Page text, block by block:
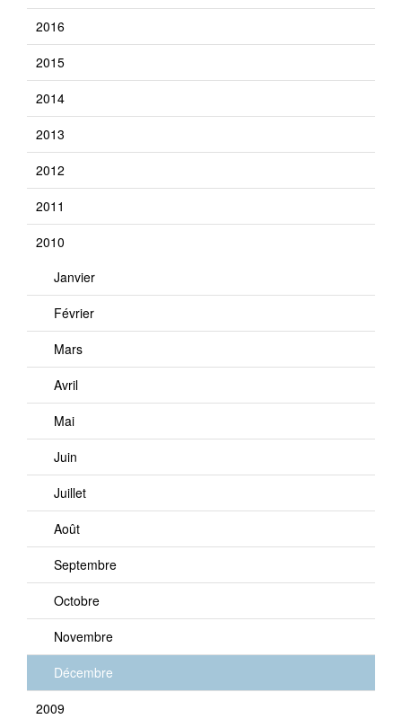
2016
2015
2014
2013
2012
2011
2010
Janvier
Février
Mars
Avril
Mai
Juin
Juillet
Août
Septembre
Octobre
Novembre
Décembre
2009